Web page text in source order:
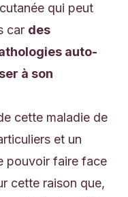
qui peut
car des
auto-
à son
cette maladie de
et un
pouvoir faire face
cette raison que,